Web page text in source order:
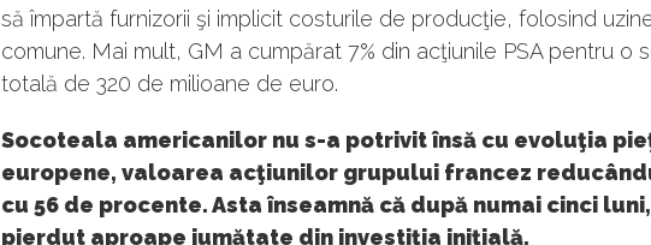
să împartă furnizorii şi implicit costurile de producţie, folosind
comune. Mai mult, GM a cumpărat 7% din acţiunile PSA pentru o
totală de 320 de milioane de euro.
Socoteala americanilor nu s-a potrivit însă cu evoluţia
europene, valoarea acţiunilor grupului francez
cu 56 de procente. Asta înseamnă că după numai cinci luni,
pierdut aproape jumătate din investiţia iniţială.